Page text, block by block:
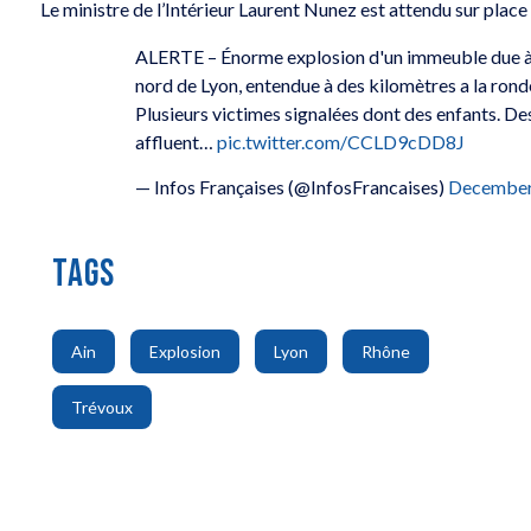
Le ministre de l’Intérieur Laurent Nunez est attendu sur
ALERTE – Énorme explosion d'un immeuble due
nord de Lyon, entendue à des kilomètres a la
Plusieurs victimes signalées dont des enfants.
affluent…pic.twitter.com/CCLD9cDD8J
— Infos Françaises (@InfosFrancaises)
TAGS
Ain
,
Explosion
,
Lyon
,
Rhône
Trévoux